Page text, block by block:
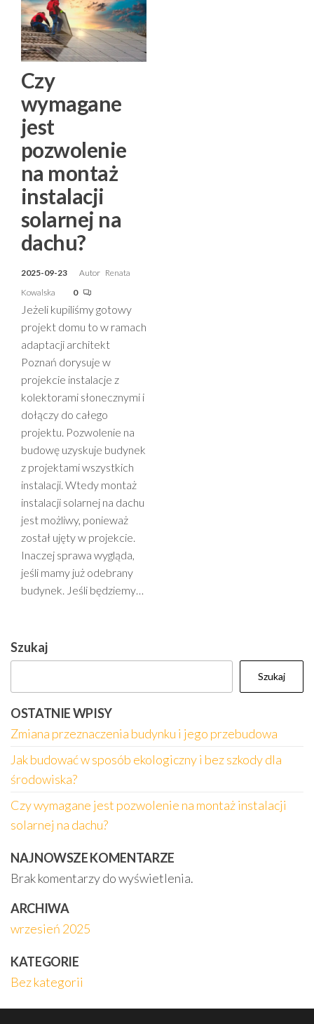
Czy
wymagane
jest
pozwolenie
na montaż
instalacji
solarnej na
dachu?
2025-09-23 Autor Renata
Kowalska
0
Jeżeli kupiliśmy gotowy
projekt domu to w ramach
adaptacji architekt
Poznań dorysuje w
projekcie instalacje z
kolektorami słonecznymi i
dołączy do całego
projektu. Pozwolenie na
budowę uzyskuje budynek
z projektami wszystkich
instalacji. Wtedy montaż
instalacji solarnej na dachu
jest możliwy, ponieważ
został ujęty w projekcie.
Inaczej sprawa wygląda,
jeśli mamy już odebrany
budynek. Jeśli będziemy…
Szukaj
Szukaj
OSTATNIE WPISY
Zmiana przeznaczenia budynku i jego przebudowa
Jak budować w sposób ekologiczny i bez szkody dla
środowiska?
Czy wymagane jest pozwolenie na montaż instalacji
solarnej na dachu?
NAJNOWSZE KOMENTARZE
Brak komentarzy do wyświetlenia.
ARCHIWA
wrzesień 2025
KATEGORIE
Bez kategorii